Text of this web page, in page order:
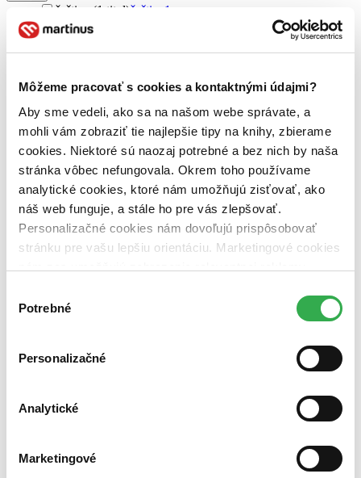
Môžeme pracovať s cookies a kontaktnými údajmi?
Aby sme vedeli, ako sa na našom webe správate, a
mohli vám zobraziť tie najlepšie tipy na knihy, zbierame
cookies. Niektoré sú naozaj potrebné a bez nich by naša
stránka vôbec nefungovala. Okrem toho používame
analytické cookies, ktoré nám umožňujú zisťovať, ako
náš web funguje, a stále ho pre vás zlepšovať.
Personalizačné cookies nám dovoľujú prispôsobovať
stránku pre vašu lepšiu orientáciu. Marketingové cookies
nám pomohlo, keby sme mohli používať všetky tieto
súhlasu
Potrebné
Personalizačné
Analytické
Marketingové
čeština (1 titul)čeština 1
Štýl
historický (1 titul)historický1
Útvar
Autor
Lucius Annaeus Seneca (1 titul)Lucius Annaeus Seneca
Vydavateľstvo
Větrné mlýny (1 titul)Větrné mlýny1
Väzba
pevná väzba (1 titul) pevná väzba 1
Zúžiť výber
Zoradiť
Novinky
Najvyššia zľava